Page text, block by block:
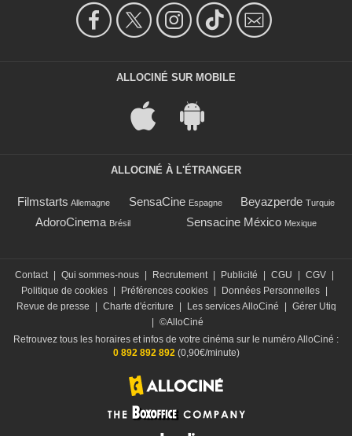
ALLOCINÉ SUR MOBILE
ALLOCINÉ À L'ÉTRANGER
Filmstarts Allemagne SensaCine Espagne Beyazperde Turquie
AdoroCinema Brésil Sensacine México Mexique
Contact Qui sommes-nous Recrutement Publicité CGU CGV
Politique de cookies
Préférences cookies Données Personnelles
Revue de presse
Charte d'écriture Les services AlloCiné
Gérer Utiq
©AlloCiné
Retrouvez tous les horaires et infos de votre cinéma sur le numéro AlloCiné :
0 892 892 892(0,90€/minute)